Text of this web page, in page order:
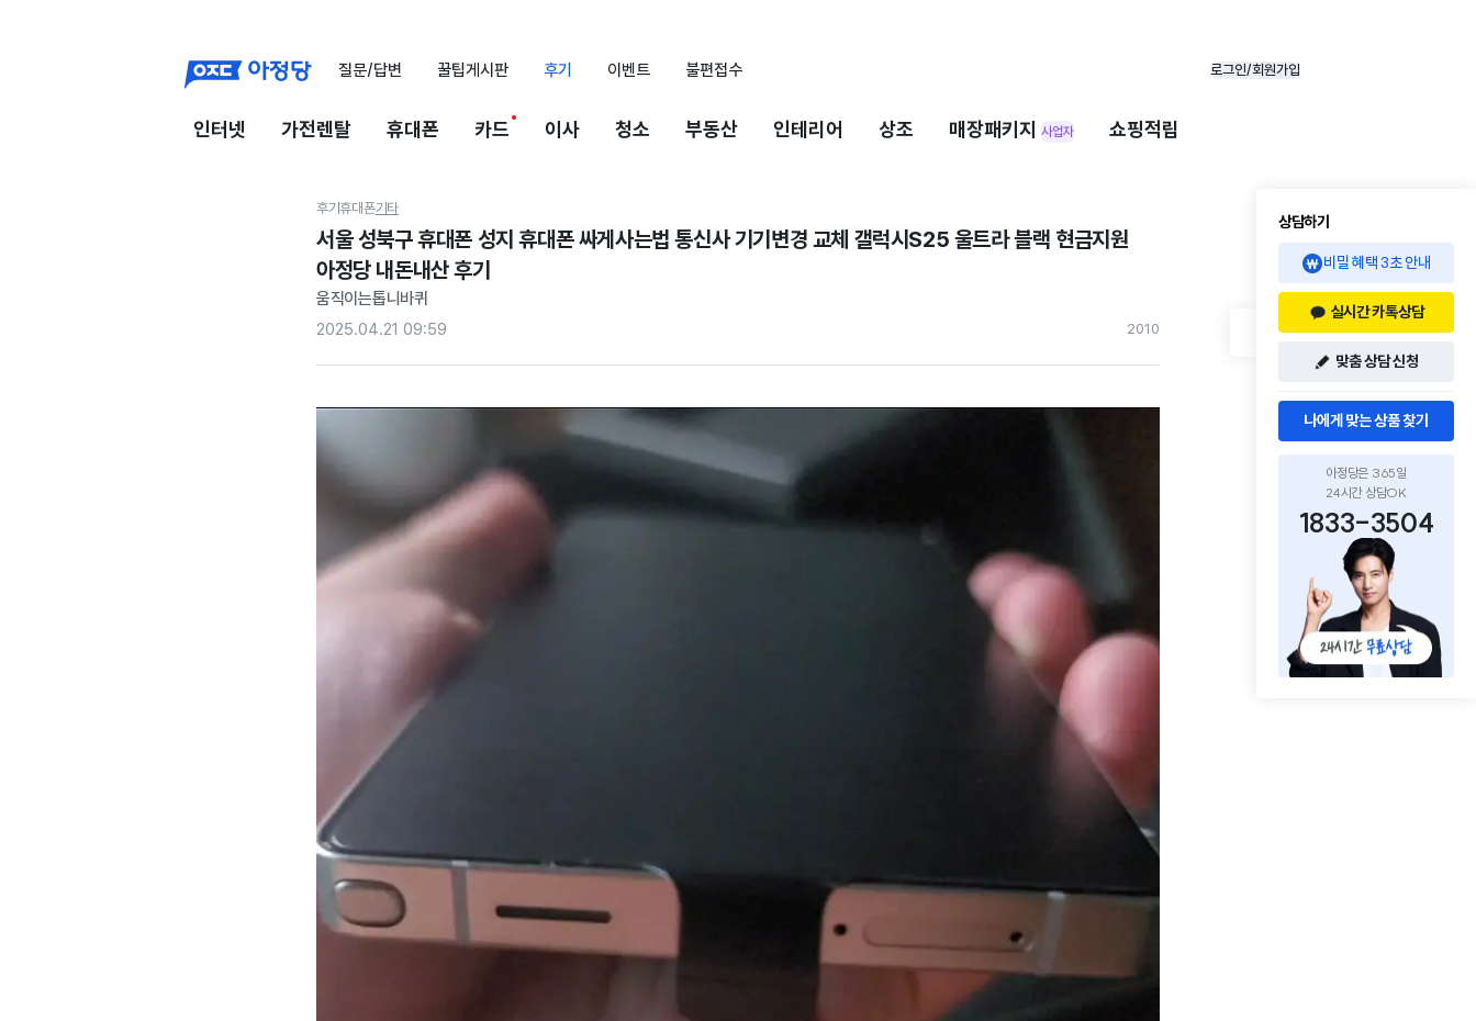
질문/답변 꿀팁게시판 후기 이벤트 불편접수 로그인/회원가입
인터넷 가전렌탈 휴대폰 카드 이사 청소 부동산 인테리어 상조 매장패키지 사업자 쇼핑적립
후기휴대폰기타
서울 성북구 휴대폰 성지 휴대폰 싸게사는법 통신사 기기변경 교체 갤럭시S25 울트라 블랙 현금지원
아정당 내돈내산 후기
움직이는톱니바퀴
2025.04.21 09:59
201 0
상담하기
비밀 혜택 3초 안내
실시간 카톡상담
맞춤 상담 신청
나에게 맞는 상품 찾기
아정당은 365일
24시간 상담OK
1833-3504